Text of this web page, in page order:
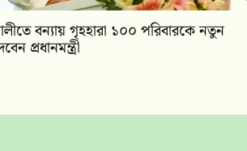
বন্যায় গৃহহারা ১০০ পরিবারকে নতুন
প্রধানমন্ত্রী